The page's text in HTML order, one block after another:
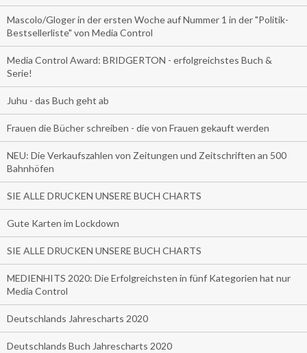
Mascolo/Gloger in der ersten Woche auf Nummer 1 in der "Politik-
Bestsellerliste" von Media Control
Media Control Award: BRIDGERTON - erfolgreichstes Buch &
Serie!
Juhu - das Buch geht ab
Frauen die Bücher schreiben - die von Frauen gekauft werden
NEU: Die Verkaufszahlen von Zeitungen und Zeitschriften an 500
Bahnhöfen
SIE ALLE DRUCKEN UNSERE BUCH CHARTS
Gute Karten im Lockdown
SIE ALLE DRUCKEN UNSERE BUCH CHARTS
MEDIENHITS 2020: Die Erfolgreichsten in fünf Kategorien hat nur
Media Control
Deutschlands Jahrescharts 2020
Deutschlands Buch Jahrescharts 2020